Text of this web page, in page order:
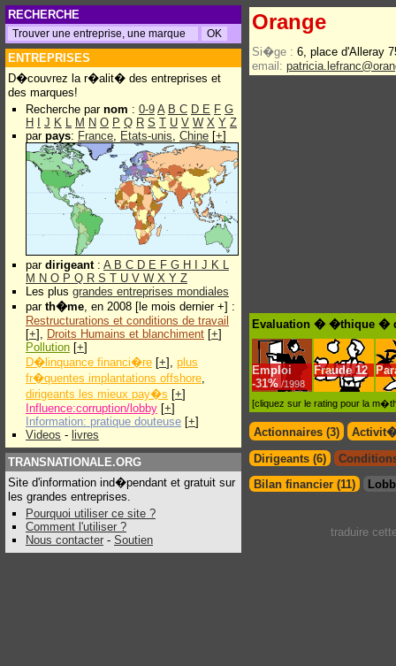
RECHERCHE
ENTREPRISES
D�couvrez la r�alit� des entreprises et
des marques!
Recherche par nom : 0-9 A B C D E F G
H
J K L M N O P Q R S T U V W X Y Z
par pays: France, Etats-unis, Chine [+]
par dirigeant: A B C D E F G H J K L
M N O P Q R S T U V W X Y Z
Les plus grandes entreprises mondiales
par th�me, en 2008 [le mois dernier +] :
Restructurations et conditions de travail
[+], Droits Humains et blanchiment [+]
Pollution [+]
D�linquance financi�re [+], plus
fr�quentes implantations offshore,
dirigeants les mieux pay�s [+]
Influence:corruption/lobby [+]
Information: pratique douteuse [+]
Videos - livres
TRANSNATIONALE.ORG
Site d'information ind�pendant et gratuit sur
les grandes entreprises.
Pourquoi utiliser ce site ?
Comment l'utiliser ?
Nous contacter - Soutien
Orange
Si�ge : 6, place d'Alleray
email:
Evaluation � �thique �
Emploi
-31% /1998
Fraude 12
[cliquez sur le rating pour la
Actionnaires (3)
Dirigeants (6)
Bilan financier (11)
traduire